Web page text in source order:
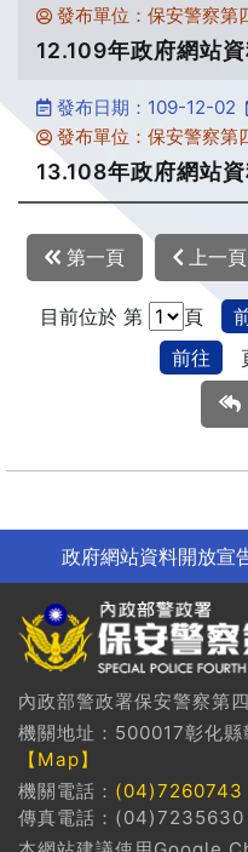
發布單位：保安警察第
12.109年政府網站
發布日期：109-12-02
發布單位：保安警察第
13.108年政府網站
第一頁 上一頁
目前位於 第 頁
前往
政府網站資料開放宣
內政部警政署保安警察第
機關地址：500017彰化
【Map】
機關電話： (04)7260743
傳真電話：(04)7235630